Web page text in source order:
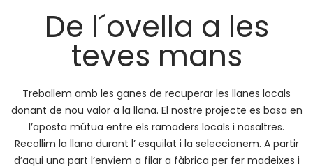
De l´ovella a les
teves mans
Treballem amb les ganes de recuperar les llanes locals
donant de nou valor a la llana. El nostre projecte es basa en
l’aposta mútua entre els ramaders locals i nosaltres.
Recollim la llana durant l’ esquilat i la seleccionem. A partir
d’aqui una part l’enviem a filar a fàbrica per fer madeixes i